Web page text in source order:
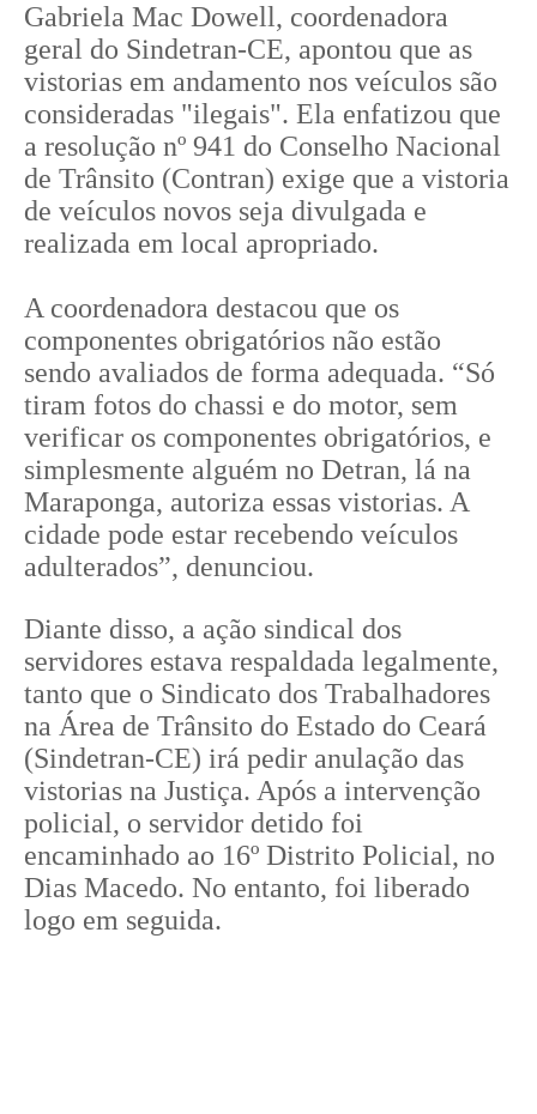
Gabriela Mac Dowell, coordenadora
geral do Sindetran-CE, apontou que as
vistorias em andamento nos veículos são
consideradas "ilegais". Ela enfatizou que
a resolução nº 941 do Conselho Nacional
de Trânsito (Contran) exige que a vistoria
de veículos novos seja divulgada e
realizada em local apropriado.
A coordenadora destacou que os
componentes obrigatórios não estão
sendo avaliados de forma adequada. “Só
tiram fotos do chassi e do motor, sem
verificar os componentes obrigatórios, e
simplesmente alguém no Detran, lá na
Maraponga, autoriza essas vistorias. A
cidade pode estar recebendo veículos
adulterados”, denunciou.
Diante disso, a ação sindical dos
servidores estava respaldada legalmente,
tanto que o Sindicato dos Trabalhadores
na Área de Trânsito do Estado do Ceará
(Sindetran-CE) irá pedir anulação das
vistorias na Justiça. Após a intervenção
policial, o servidor detido foi
encaminhado ao 16º Distrito Policial, no
Dias Macedo. No entanto, foi liberado
logo em seguida.